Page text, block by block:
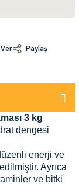
Paylaş
3 kg
dengesi
enerji ve
Ayrıca
ve bitki